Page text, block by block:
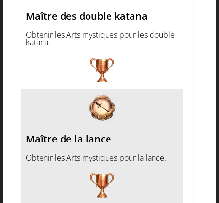
Maître des double katana
Obtenir les Arts mystiques pour les double
katana.
Maître de la lance
Obtenir les Arts mystiques pour la lance.